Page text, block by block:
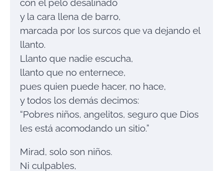
con el pelo desaliñado
y la cara llena de barro,
marcada por los surcos que va dejando el
llanto.
Llanto que nadie escucha,
llanto que no enternece,
pues quien puede hacer, no hace,
y todos los demás decimos:
“Pobres niños, angelitos, seguro que Dios
les está acomodando un sitio.”
Mirad, solo son niños.
Ni culpables,